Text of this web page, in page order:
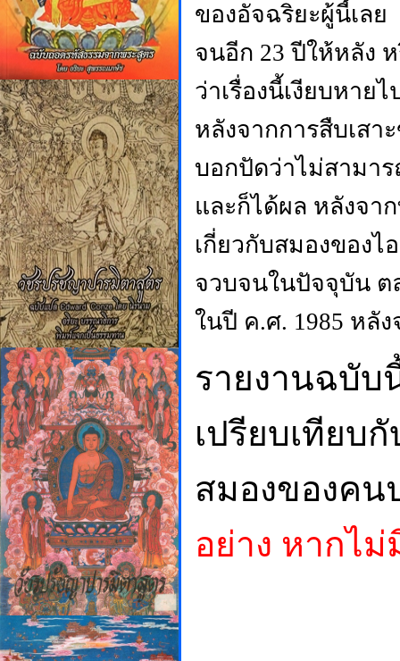
ของอัจฉริยะผู้นี้เลย
จนอีก 23 ปีให้หลัง
ว่าเรื่องนี้เงียบหาย
หลังจากการสืบเสา
บอกปัดว่าไม่สามา
และก็ได้ผล หลังจา
เกี่ยวกับสมองของ
จวบจนในปัจจุบัน ต
ในปี ค.ศ. 1985 หลั
รายงานฉบับ
เปรียบเทียบ
สมองของค
อย่าง หากไ